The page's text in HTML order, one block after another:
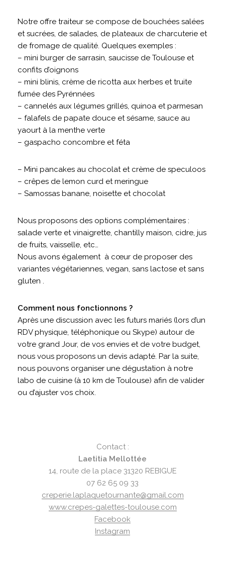
Notre offre traiteur se compose de bouchées salées
et sucrées, de salades, de plateaux de charcuterie et
de fromage de qualité. Quelques exemples :
– mini burger de sarrasin, saucisse de Toulouse et
confits d’oignons
– mini blinis, crème de ricotta aux herbes et truite
fumée des Pyrénnées
– cannelés aux légumes grillés, quinoa et parmesan
– falafels de papate douce et sésame, sauce au
yaourt à la menthe verte
– gaspacho concombre et féta
– Mini pancakes au chocolat et crème de speculoos
– crêpes de lemon curd et meringue
– Samossas banane, noisette et chocolat
Nous proposons des options complémentaires :
salade verte et vinaigrette, chantilly maison, cidre, jus
de fruits, vaisselle, etc…
Nous avons également à cœur de proposer des
variantes végétariennes, vegan, sans lactose et sans
gluten .
Comment nous fonctionnons ?
Après une discussion avec les futurs mariés (lors d’un
RDV physique, téléphonique ou Skype) autour de
votre grand Jour, de vos envies et de votre budget,
nous vous proposons un devis adapté. Par la suite,
nous pouvons organiser une dégustation à notre
labo de cuisine (à 10 km de Toulouse) afin de valider
ou d’ajuster vos choix.
Contact :
Laetitia Mellottée
14, route de la place 31320 REBIGUE
07 62 65 09 33
creperie.laplaquetournante@gmail.com
www.crepes-galettes-toulouse.com
Facebook
Instagram